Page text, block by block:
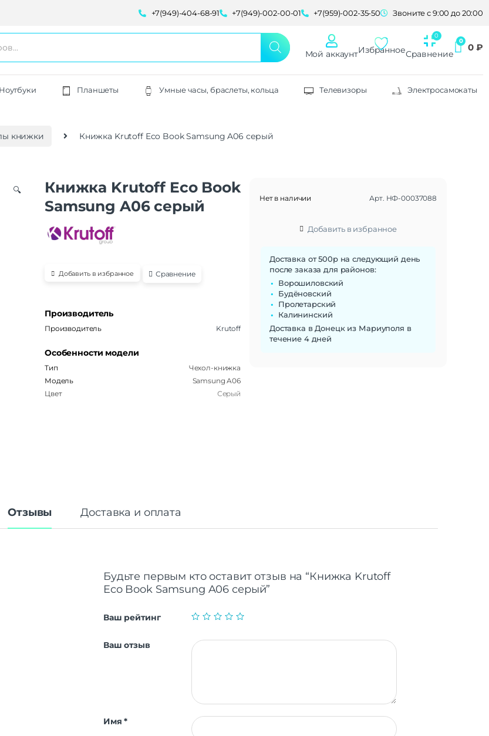
+7(949)-404-68-91 +7(949)-002-00-01 +7(959)-002-35-50 Звоните с 9:00 до 20:00
Мой аккаунтИзбранноеСравнение
0 ₽
Ноутбуки Планшеты Умные часы, браслеты, кольца Телевизоры Электросамокаты
книжки Книжка Krutoff Eco Book Samsung A06 серый
🔍
Книжка Krutoff Eco Book
Samsung A06 серый
Добавить в избранное Сравнение
Производитель
Производитель Krutoff
Особенности модели
Тип
Чехол-книжка
Модель
Samsung A06
Цвет
Серый
Нет в наличии Арт. НФ-00037088
Добавить в избранное
Доставка от 500р на следующий день
после заказа для районов:
Ворошиловский
Будёновский
Пролетарский
Калининский
Доставка в Донецк из Мариуполя в
течение 4 дней
Отзывы Доставка и оплата
Будьте первым кто оставит отзыв на “Книжка Krutoff
Eco Book Samsung A06 серый”
Ваш рейтинг
Ваш отзыв
Имя*